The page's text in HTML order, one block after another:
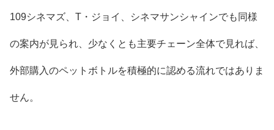
109シネマズ、T・ジョイ、シネマサンシャインでも同様
の案内が見られ、少なくとも主要チェーン全体で見れば、
外部購入のペットボトルを積極的に認める流れではありま
せん。